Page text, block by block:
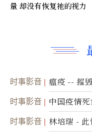
时事影音 瘟疫 -- 摧
时事影音 中国疫情
时事影音 林培瑞 - 此
量 却没有恢复祂的视力